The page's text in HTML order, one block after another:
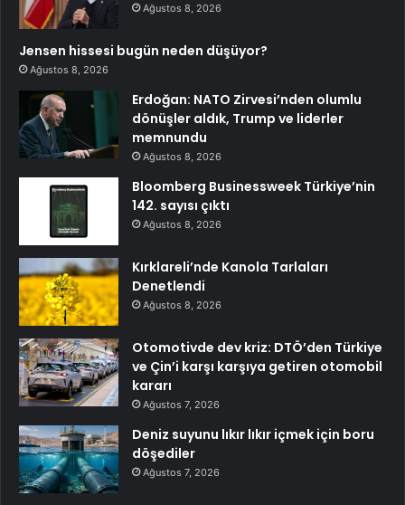
Ağustos 8, 2026
Jensen hissesi bugün neden düşüyor?
Ağustos 8, 2026
Erdoğan: NATO Zirvesi’nden olumlu
dönüşler aldık, Trump ve liderler
memnundu
Ağustos 8, 2026
Bloomberg Businessweek Türkiye’nin
142. sayısı çıktı
Ağustos 8, 2026
Kırklareli’nde Kanola Tarlaları
Denetlendi
Ağustos 8, 2026
Otomotivde dev kriz: DTÖ’den Türkiye
ve Çin’i karşı karşıya getiren otomobil
kararı
Ağustos 7, 2026
Deniz suyunu lıkır lıkır içmek için boru
döşediler
Ağustos 7, 2026